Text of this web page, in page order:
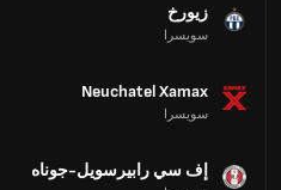
زيورخ
سويسرا
Neuchatel Xamax
سويسرا
إف سي رابيرسويل-جوناه